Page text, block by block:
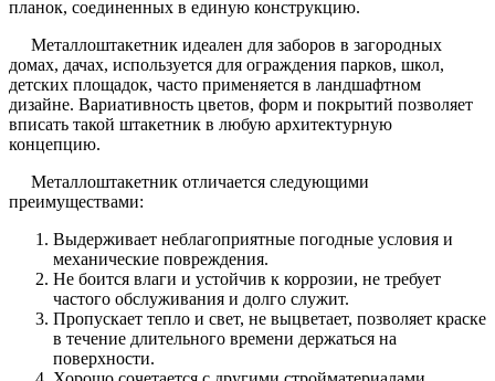
планок, соединенных в единую конструкцию.
Металлоштакетник идеален для заборов в загородных
домах, дачах, используется для ограждения парков, школ,
детских площадок, часто применяется в ландшафтном
дизайне. Вариативность цветов, форм и покрытий позволяет
вписать такой штакетник в любую архитектурную
концепцию.
Металлоштакетник отличается следующими
преимуществами:
Выдерживает неблагоприятные погодные условия и
механические повреждения.
Не боится влаги и устойчив к коррозии, не требует
частого обслуживания и долго служит.
Пропускает тепло и свет, не выцветает, позволяет краске
в течение длительного времени держаться на
поверхности.